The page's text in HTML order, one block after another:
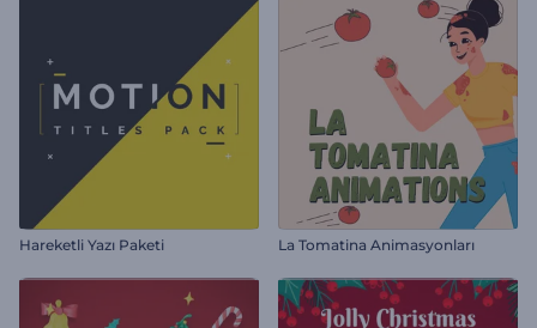
Hareketli Yazı Paketi La Tomatina Animasyonları